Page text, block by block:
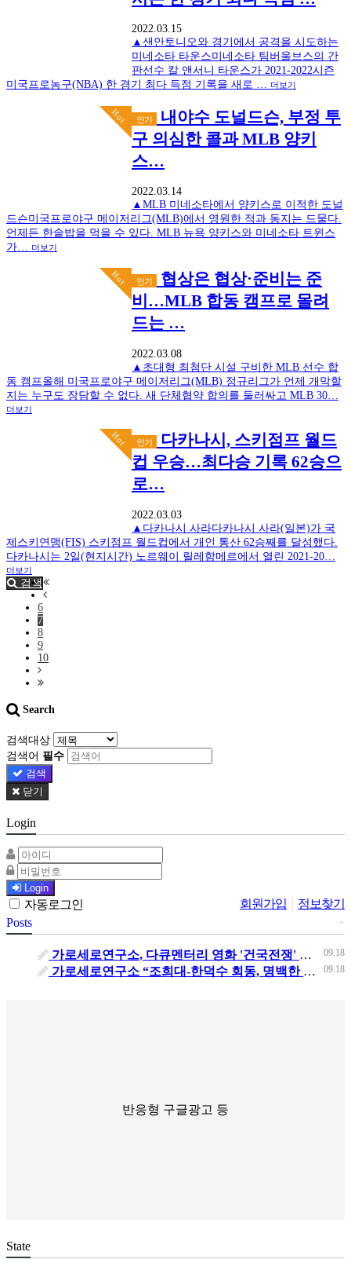
2022.03.15
▲샌안토니오와 경기에서 공격을 시도하는
미네소타 타운스미네소타 팀버울브스의 간
판선수 칼 앤서니 타운스가 2021-2022시즌
미국프로농구(NBA) 한 경기 최다 득점 기록을 새로 … 더보기
Hot 인기
내야수 도널드슨, 부정 투
구 의심한 콜과 MLB 양키
스…
2022.03.14
▲MLB 미네소타에서 양키스로 이적한 도널
드슨미국프로야구 메이저리그(MLB)에서 영원한 적과 동지는 드물다.
언제든 한솥밥을 먹을 수 있다. MLB 뉴욕 양키스와 미네소타 트윈스
가…
더보기
Hot 인기
협상은 협상·준비는 준
비…MLB 합동 캠프로 몰려
드는 …
2022.03.08
▲초대형 최첨단 시설 구비한 MLB 선수 합
동 캠프올해 미국프로야구 메이저리그(MLB) 정규리그가 언제 개막할
지는 누구도 장담할 수 없다. 새 단체협약 합의를 둘러싸고 MLB 30…
더보기
Hot 인기
다카나시, 스키점프 월드
컵 우승…최다승 기록 62승으
로…
2022.03.03
▲다카나시 사라다카나시 사라(일본)가 국
제스키연맹(FIS) 스키점프 월드컵에서 개인 통산 62승째를 달성했다.
다카나시는 2일(현지시간) 노르웨이 릴레함메르에서 열린 2021-20…
더보기
검색
6
7
8
9
10
Search
검색대상
검색어 필수
검색
닫기
Login
Login
자동로그인 회원가입 | 정보찾기
+
Posts
09.18
가로세로연구소, 다큐멘터리 영화 '건국전쟁' 단체관람
09.18
가로세로연구소 “조희대-한덕수 회동, 명백한 거짓” 민주당 서영교 의원 허위사실 유포 고발
반응형 구글광고 등
State